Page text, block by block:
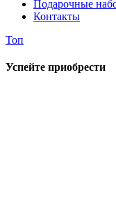
Подарочные
Контакты
Топ
Успейте приобрести